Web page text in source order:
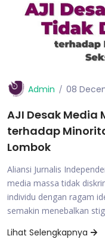
Admin 08
AJI Desak Media
terhadap
Lombok
Aliansi Jurnalis
media massa tidak
individu dengan ragam
semakin menebalkan
Lihat Selengkapnya